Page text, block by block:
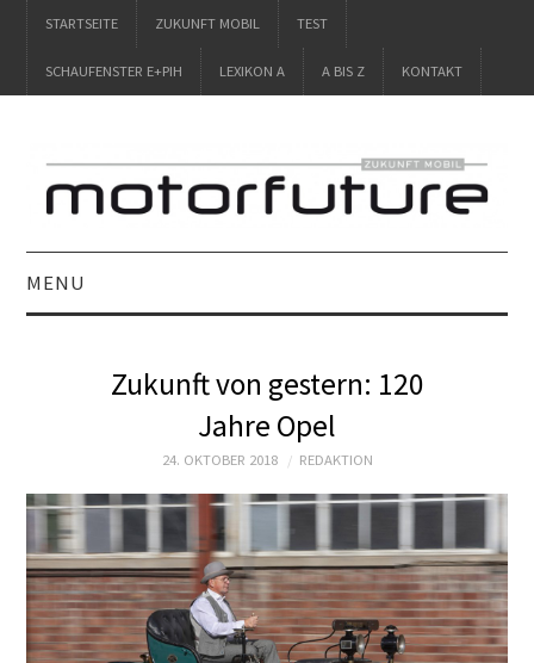
STARTSEITE ZUKUNFT MOBIL TEST
SCHAUFENSTER E+PIH LEXIKON A A BIS Z KONTAKT
MENU
ZUKUNFT MOBIL
SCHAUFENSTER
E+PIH
LEXIKON A
Zukunft von gestern: 120
Jahre Opel
24. OKTOBER 2018 REDAKTION